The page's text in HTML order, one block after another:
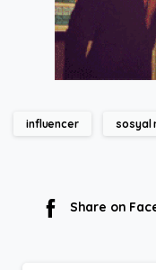
influencer sosyal
Share on